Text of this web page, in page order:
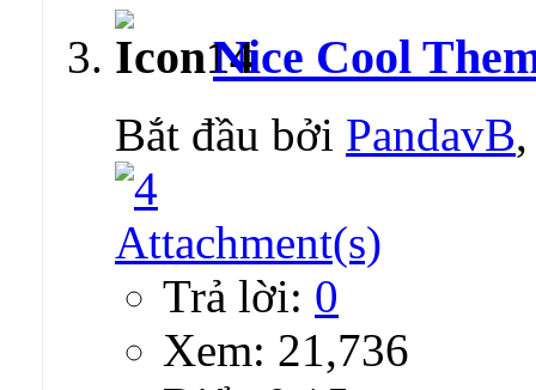
Nice Cool
Bắt đầu bởi PandavB
Trả lời: 0
Xem: 21,736